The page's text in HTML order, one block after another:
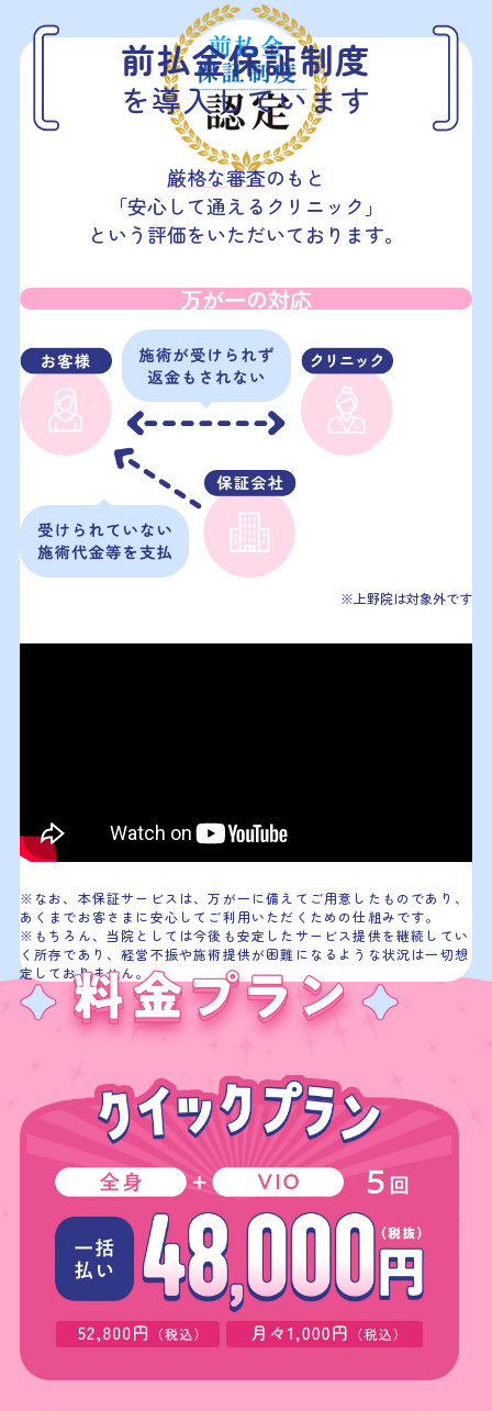
前払金保証制度
を導入しています
厳格な審査のもと
「安心して通えるクリニック」
という評価をいただいております。
万が一の対応
※上野院は対象外です
※なお、本保証サービスは、万が一に備えてご用意したものであり、
あくまでお客さまに安心してご利用いただくための仕組みです。
※もちろん、当院としては今後も安定したサービス提供を継続してい
く所存であり、経営不振や施術提供が困難になるような状況は一切想
定しておりません。